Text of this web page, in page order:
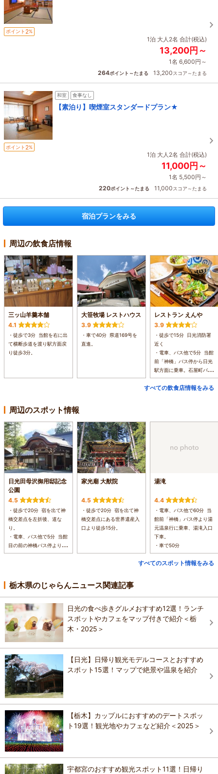
ポイント 2%
1泊 大人2名 合計(税込)
13,200円～
1名 6,600円～
264ポイント～たまる 13,200スコア～たまる
和室 食事なし
【素泊り】喫煙室スタンダードプラン★
ポイント 2%
1泊 大人2名 合計(税込)
11,000円～
1名 5,500円～
220ポイント～たまる 11,000スコア～たまる
宿泊プランをみる
周辺の飲食店情報
三ッ山羊羹本舗
4.1
・徒歩で3分 当館を右に出
て横断歩道を渡り駅方面戻
り徒歩3分。
大笹牧場 レストハウス
3.9
・車で40分 県道169号を
直進。
レストラン えんや
3.9
・徒歩で15分 日光消防署
近く
・電車、バス他で5分 当館
前「神橋」バス停から日光
駅方面に乗車。石屋町バス
停下車。
・車で5分 当館から駅方面
すべての飲食店情報をみる
周辺のスポット情報
日光田母沢御用邸記念
公園
4.5
・徒歩で20分 宿を出て神
橋交差点を左折後、道な
り。
・電車、バス他で5分 当館
目の前の神橋バス停より乗
車約5分、日光田母沢御用
差点を左折後、道なり。
家光廟 大猷院
4.5
・徒歩で20分 宿を出て神
橋交差点にある世界遺産入
口より徒歩15分。
湯滝
4.4
・電車、バス他で60分 当
館前「神橋」バス停より湯
元温泉行に乗車、湯滝入口
下車。
・車で50分
すべてのスポット情報をみる
栃木県のじゃらんニュース関連記事
日光の食べ歩きグルメおすすめ12選！ランチ
スポットやカフェをマップ付きで紹介＜栃
木・2025＞
【日光】日帰り観光モデルコースとおすすめ
スポット15選！マップで絶景や温泉を紹介
【栃木】カップルにおすすめのデートスポッ
ト19選！観光地やカフェなど紹介＜2025＞
宇都宮のおすすめ観光スポット11選！日帰り